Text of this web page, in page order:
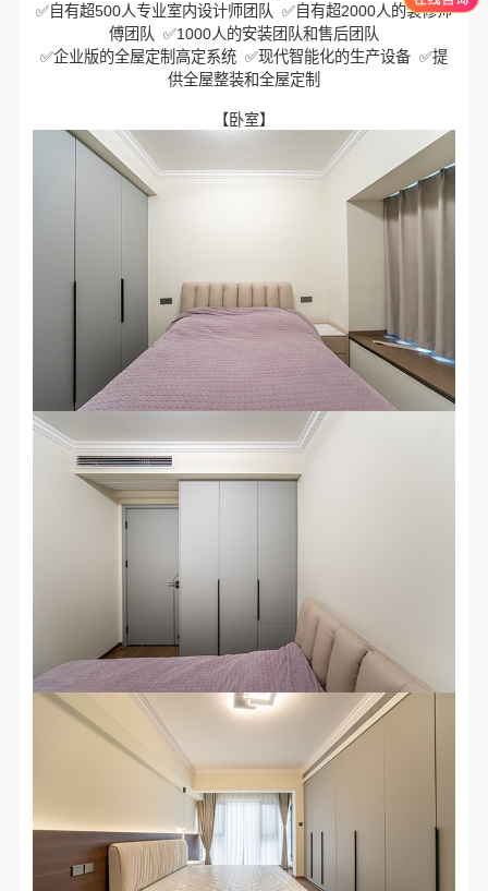
✅自有超500人专业室内设计师团队 ✅自有超2000人的装修师
傅团队 ✅1000人的安装团队和售后团队
✅企业版的全屋定制高定系统 ✅现代智能化的生产设备 ✅提
供全屋整装和全屋定制
【卧室】